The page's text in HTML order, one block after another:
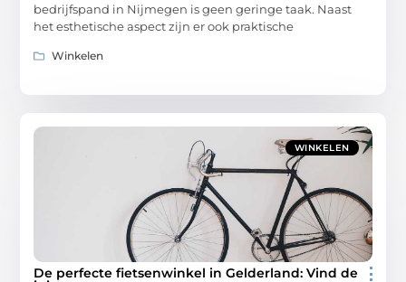
bedrijfspand in Nijmegen is geen geringe taak. Naast
het esthetische aspect zijn er ook praktische
Winkelen
WINKELEN
De perfecte fietsenwinkel in Gelderland: Vind de